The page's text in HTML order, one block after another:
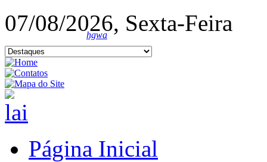
07/08/2026, Sexta-Feira
hgwa
Página Inicial